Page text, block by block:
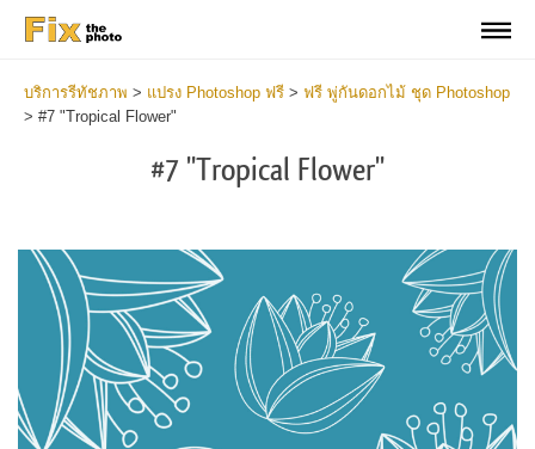
บริการรีทัชภาพ > แปรง Photoshop ฟรี > ฟรี พู่กันดอกไม้ ชุด Photoshop
> #7 "Tropical Flower"
#7 "Tropical Flower"